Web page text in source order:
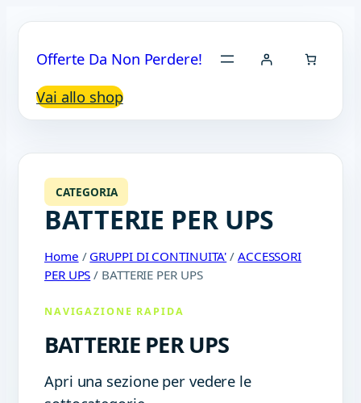
Offerte Da Non Perdere!
Vai allo shop
CATEGORIA
BATTERIE PER UPS
Home / GRUPPI DI CONTINUITA' / ACCESSORI
PER UPS / BATTERIE PER UPS
NAVIGAZIONE RAPIDA
BATTERIE PER UPS
Apri una sezione per vedere le